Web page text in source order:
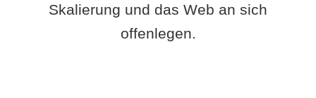
Skalierung und das Web an sich
offenlegen.